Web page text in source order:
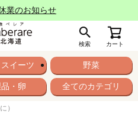
業のお知らせ
検索 カート
イーツ 野菜
・卵 全てのカテゴリ
）